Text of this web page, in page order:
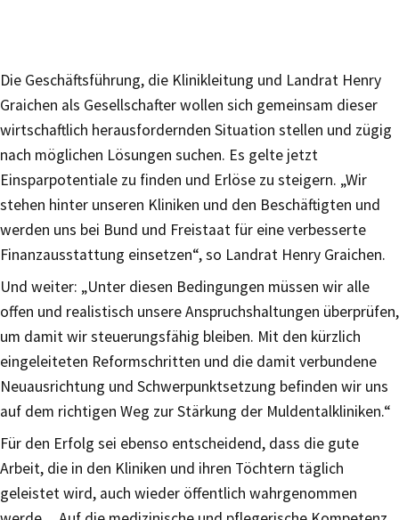
Die Geschäftsführung, die Klinikleitung und Landrat Henry
Graichen als Gesellschafter wollen sich gemeinsam dieser
wirtschaftlich herausfordernden Situation stellen und zügig
nach möglichen Lösungen suchen. Es gelte jetzt
Einsparpotentiale zu finden und Erlöse zu steigern. „Wir
stehen hinter unseren Kliniken und den Beschäftigten und
werden uns bei Bund und Freistaat für eine verbesserte
Finanzausstattung einsetzen“, so Landrat Henry Graichen.
Und weiter: „Unter diesen Bedingungen müssen wir alle
offen und realistisch unsere Anspruchshaltungen überprüfen,
um damit wir steuerungsfähig bleiben. Mit den kürzlich
eingeleiteten Reformschritten und die damit verbundene
Neuausrichtung und Schwerpunktsetzung befinden wir uns
auf dem richtigen Weg zur Stärkung der Muldentalkliniken.“
Für den Erfolg sei ebenso entscheidend, dass die gute
Arbeit, die in den Kliniken und ihren Töchtern täglich
geleistet wird, auch wieder öffentlich wahrgenommen